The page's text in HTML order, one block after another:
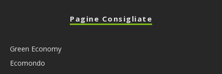
Pagine Consigliate
Green Economy
Ecomondo